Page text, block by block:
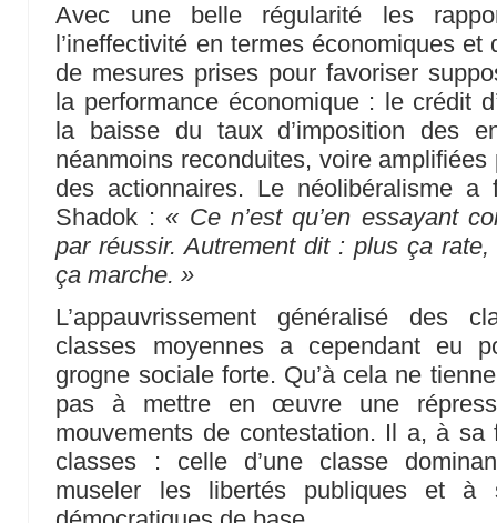
Avec une belle régularité les
l’ineffectivité en termes économiques et
de mesures prises pour favoriser
la performance économique : le crédit
la baisse du taux d’imposition des
néanmoins reconduites, voire
des actionnaires. Le néolibéralisme
Shadok : « Ce n’est qu’en essayant
par réussir. Autrement dit : plus ça
ça marche. »
L’appauvrissement généralisé des
classes moyennes a cependant eu
grogne sociale forte. Qu’à cela ne
pas à mettre en œuvre une
mouvements de contestation. Il a, à
classes : celle d’une classe
museler les libertés publiques et à